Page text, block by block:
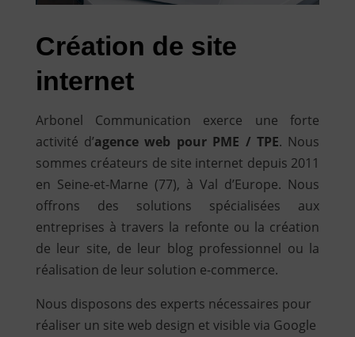
Création de site
internet
Arbonel Communication exerce une forte
activité d’agence web pour PME / TPE. Nous
sommes créateurs de site internet depuis 2011
en Seine-et-Marne (77), à Val d’Europe. Nous
offrons des solutions spécialisées aux
entreprises à travers la refonte ou la création
de leur site, de leur blog professionnel ou la
réalisation de leur solution e-commerce.
Nous disposons des experts nécessaires pour
réaliser un site web design et visible via Google